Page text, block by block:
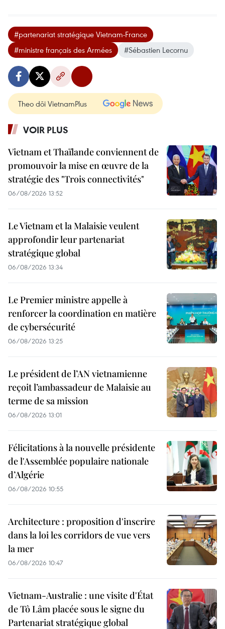
#partenariat stratégique Vietnam-France
#ministre français des Armées
#Sébastien Lecornu
Theo dõi VietnamPlus
VOIR PLUS
Vietnam et Thaïlande conviennent de
promouvoir la mise en œuvre de la
stratégie des "Trois connectivités"
06/08/2026 13:52
Le Vietnam et la Malaisie veulent
approfondir leur partenariat
stratégique global
06/08/2026 13:34
Le Premier ministre appelle à
renforcer la coordination en matière
de cybersécurité
06/08/2026 13:25
Le président de l’AN vietnamienne
reçoit l’ambassadeur de Malaisie au
terme de sa mission
06/08/2026 13:01
Félicitations à la nouvelle présidente
de l'Assemblée populaire nationale
d’Algérie
06/08/2026 10:55
Architecture : proposition d'inscrire
dans la loi les corridors de vue vers
la mer
06/08/2026 10:47
Vietnam-Australie : une visite d'État
de Tô Lâm placée sous le signe du
Partenariat stratégique global